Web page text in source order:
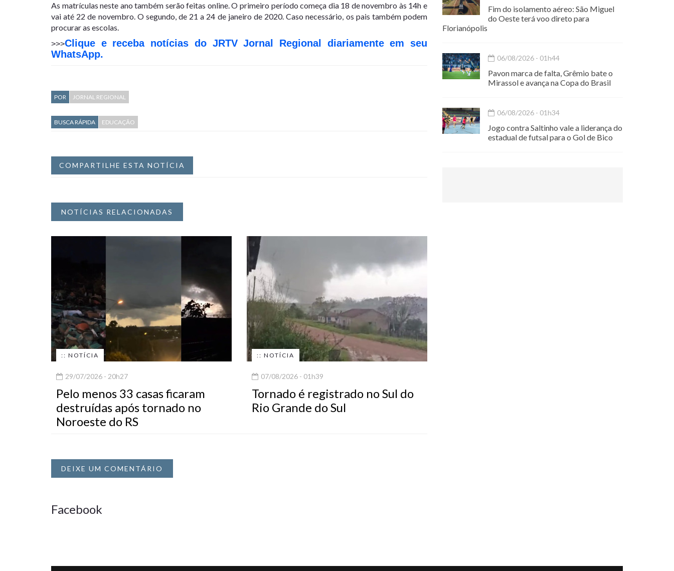
As matrículas neste ano também serão feitas online. O primeiro período começa dia 18 de novembro às 14h e
vai até 22 de novembro. O segundo, de 21 a 24 de janeiro de 2020. Caso necessário, os pais também podem
procurar as escolas.
>>>Clique e receba notícias do JRTV Jornal Regional diariamente em seu
WhatsApp.
POR JORNAL REGIONAL
BUSCA RÁPIDA EDUCAÇÃO
COMPARTILHE ESTA NOTÍCIA
NOTÍCIAS RELACIONADAS
:: NOTÍCIA
29/07/2026 - 20h27
Pelo menos 33 casas ficaram
destruídas após tornado no
Noroeste do RS
:: NOTÍCIA
07/08/2026 - 01h39
Tornado é registrado no Sul do
Rio Grande do Sul
DEIXE UM COMENTÁRIO
Facebook
Fim do isolamento aéreo: São Miguel
do Oeste terá voo direto para
Florianópolis
06/08/2026 - 01h44
Pavon marca de falta, Grêmio bate o
Mirassol e avança na Copa do Brasil
06/08/2026 - 01h34
Jogo contra Saltinho vale a liderança do
estadual de futsal para o Gol de Bico